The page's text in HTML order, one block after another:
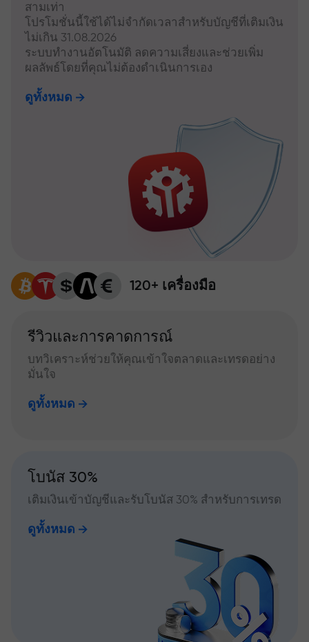
สามเท่า
โปรโมชั่นนี้ใช้ได้ไม่จำกัดเวลาสำหรับบัญชีที่เติมเงิน
ไม่เกิน 31.08.2026
ระบบทำงานอัตโนมัติ ลดความเสี่ยงและช่วยเพิ่ม
ผลลัพธ์โดยที่คุณไม่ต้องดำเนินการเอง
ดูทั้งหมด
120+ เครื่องมือ
รีวิวและการคาดการณ์
บทวิเคราะห์ช่วยให้คุณเข้าใจตลาดและเทรดอย่าง
มั่นใจ
ดูทั้งหมด
โบนัส 30%
เติมเงินเข้าบัญชีและรับโบนัส 30% สำหรับการเทรด
ดูทั้งหมด